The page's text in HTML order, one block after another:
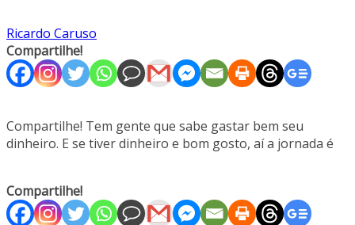
Ricardo Caruso
Compartilhe!
Compartilhe! Tem gente que sabe gastar bem seu
dinheiro. E se tiver dinheiro e bom gosto, aí a jornada é
Compartilhe!